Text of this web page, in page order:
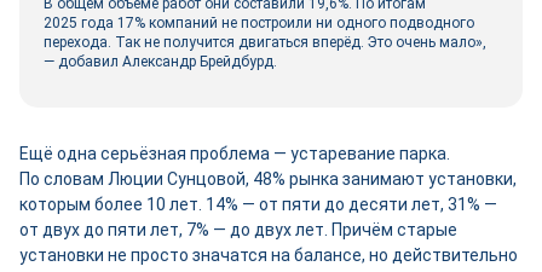
В общем объёме работ они составили 19,6%. По итогам
2025 года 17% компаний не построили ни одного подводного
перехода. Так не получится двигаться вперёд. Это очень мало»,
— добавил Александр Брейдбурд.
Ещё одна серьёзная проблема — устаревание парка.
По словам Люции Сунцовой, 48% рынка занимают установки,
которым более 10 лет. 14% — от пяти до десяти лет, 31% —
от двух до пяти лет, 7% — до двух лет. Причём старые
установки не просто значатся на балансе, но действительно